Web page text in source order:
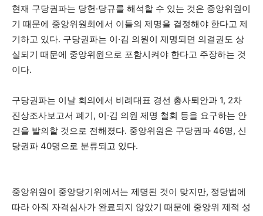
현재 구당권파는 당헌·당규를 해석할 수 있는 것은 중앙위원이
기 때문에 중앙위원회에서 이들의 제명을 결정해야 한다고 제
기하고 있다. 구당권파는 이·김 의원이 제명되면 의결권도 상
실되기 때문에 중앙위원으로 포함시켜야 한다고 주장하는 것
이다.
구당권파는 이날 회의에서 비례대표 경선 총사퇴안과 1, 2차
진상조사보고서 폐기, 이·김 의원 제명 철회 등을 요구하는 안
건을 발의할 것으로 전해졌다. 중앙위원은 구당권파 46명, 신
당권파 40명으로 분류되고 있다.
중앙위원이 중앙당기위에서는 제명된 것이 맞지만, 정당법에
따라 아직 자격심사가 완료되지 않았기 때문에 중앙위 제적 성